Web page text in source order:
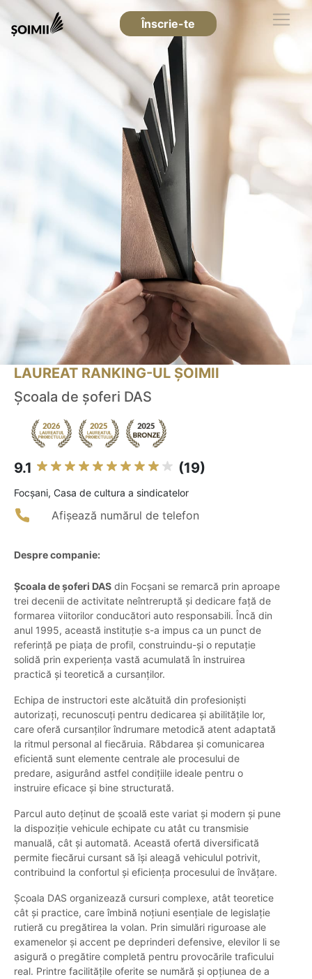
Înscrie-te
LAUREAT RANKING-UL ȘOIMII
Școala de șoferi DAS
9.1 (19)
Focşani, Casa de cultura a sindicatelor
Afișează numărul de telefon
Despre companie:
Școala de șoferi DAS din Focșani se remarcă prin aproape
trei decenii de activitate neîntreruptă și dedicare față de
formarea viitorilor conducători auto responsabili. Încă din
anul 1995, această instituție s-a impus ca un punct de
referință pe piața de profil, construindu-și o reputație
solidă prin experiența vastă acumulată în instruirea
practică și teoretică a cursanților.
Echipa de instructori este alcătuită din profesioniști
autorizați, recunoscuți pentru dedicarea și abilitățile lor,
care oferă cursanților îndrumare metodică atent adaptată
la ritmul personal al fiecăruia. Răbdarea și comunicarea
eficientă sunt elemente centrale ale procesului de
predare, asigurând astfel condițiile ideale pentru o
instruire eficace și bine structurată.
Parcul auto deținut de școală este variat și modern și pune
la dispoziție vehicule echipate cu atât cu transmisie
manuală, cât și automată. Această ofertă diversificată
permite fiecărui cursant să își aleagă vehiculul potrivit,
contribuind la confortul și eficiența procesului de învățare.
Școala DAS organizează cursuri complexe, atât teoretice
cât și practice, care îmbină noțiuni esențiale de legislație
rutieră cu pregătirea la volan. Prin simulări riguroase ale
examenelor și accent pe deprinderi defensive, elevilor li se
asigură o pregătire completă pentru provocările traficului
real. Printre facilitățile oferite se numără și opțiunea de a